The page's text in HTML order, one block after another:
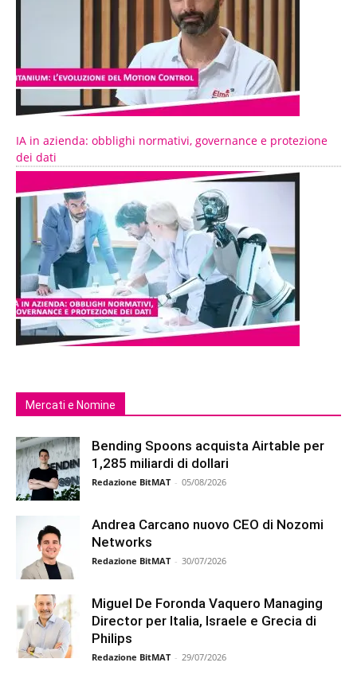
IA in azienda: obblighi normativi, governance e protezione
dei dati
Mercati e Nomine
Bending Spoons acquista Airtable per
1,285 miliardi di dollari
Redazione BitMAT - 05/08/2026
Andrea Carcano nuovo CEO di Nozomi
Networks
Redazione BitMAT - 30/07/2026
Miguel De Foronda Vaquero Managing
Director per Italia, Israele e Grecia di
Philips
Redazione BitMAT - 29/07/2026